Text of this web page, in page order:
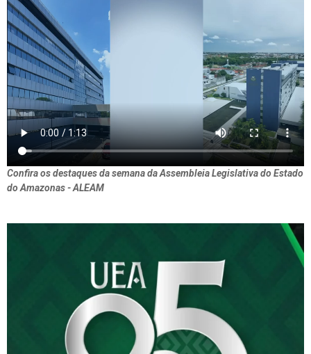
Confira os destaques da semana da Assembleia Legislativa do Estado
do Amazonas - ALEAM